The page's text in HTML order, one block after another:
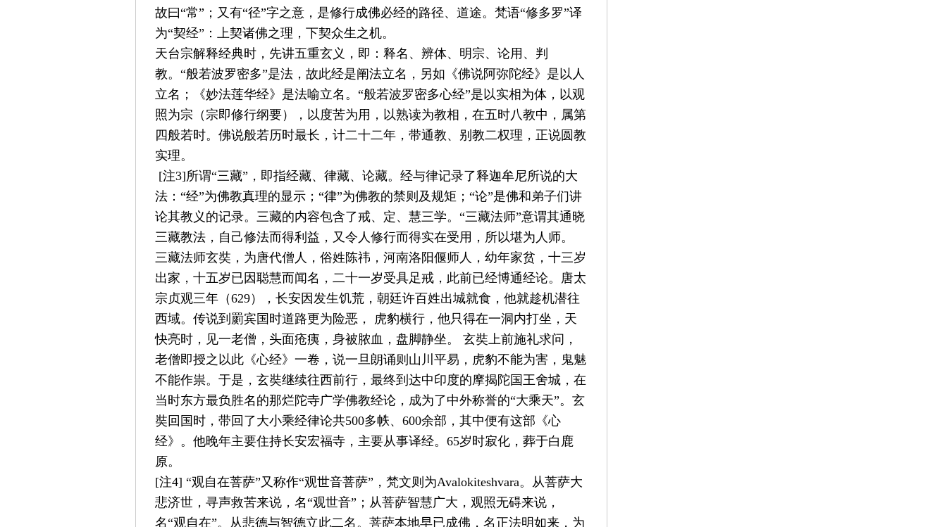
故曰“常” ；又有“径”字之意，是修行成佛必经的路径、道途。梵语“修多罗”译
为“契经” ：上契诸佛之理，下契众生之机。
天台宗解释经典时，先讲五重玄义，即：释名、辨体、明宗、论用、判
教。 “般若波罗密多”是法，故此经是阐法立名，另如《佛说阿弥陀经》是以人
立名；《妙法莲华经》是法喻立名。 “般若波罗密多心经”是以实相为体，以观
照为宗（宗即修行纲要），以度苦为用，以熟读为教相，在五时八教中，属第
四般若时。佛说般若历时最长，计二十二年，带通教、别教二权理，正说圆教
实理。
[注3]所谓“三藏” ，即指经藏、律藏、论藏。经与律记录了释迦牟尼所说的大
法： “经”为佛教真理的显示； “律”为佛教的禁则及规矩； “论”是佛和弟子们讲
论其教义的记录。三藏的内容包含了戒、定、慧三学。 “三藏法师”意谓其通晓
三藏教法，自己修法而得利益，又令人修行而得实在受用，所以堪为人师。
三藏法师玄奘，为唐代僧人，俗姓陈祎，河南洛阳偃师人，幼年家贫，十三岁
出家，十五岁已因聪慧而闻名，二十一岁受具足戒，此前已经博通经论。唐太
宗贞观三年（629），长安因发生饥荒，朝廷许百姓出城就食，他就趁机潜往
西域。传说到罽宾国时道路更为险恶，
虎豹横行，他只得在一洞内打坐，天
快亮时，见一老僧，头面疮痍，身被脓血，盘脚静坐。
玄奘上前施礼求问，
老僧即授之以此《心经》一卷，说一旦朗诵则山川平易，虎豹不能为害，鬼魅
不能作祟。于是，玄奘继续往西前行，最终到达中印度的摩揭陀国王舍城，在
当时东方最负胜名的那烂陀寺广学佛教经论，成为了中外称誉的“大乘天”。玄
奘回国时，带回了大小乘经律论共500多帙、 600余部，其中便有这部《心
经》。他晚年主要住持长安宏福寺，主要从事译经。 65岁时寂化，葬于白鹿
原。
[注4] “观自在菩萨”又称作“观世音菩萨” ，梵文则为Avalokiteshvara。从菩萨大
悲济世，寻声救苦来说，名“观世音” ；从菩萨智慧广大，观照无碍来说，
名“观自在”。从悲德与智德立此二名。菩萨本地早已成佛，名正法明如来，为